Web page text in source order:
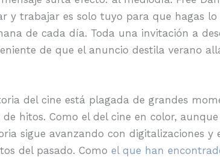
y trabajar es solo tuyo para que hagas
de cada día. Toda una invitación a
de que el anuncio destila verano
del cine está plagada de grandes
hitos. Como el del cine en color,
sigue avanzando con digitalizaciones
del pasado. Como el que han